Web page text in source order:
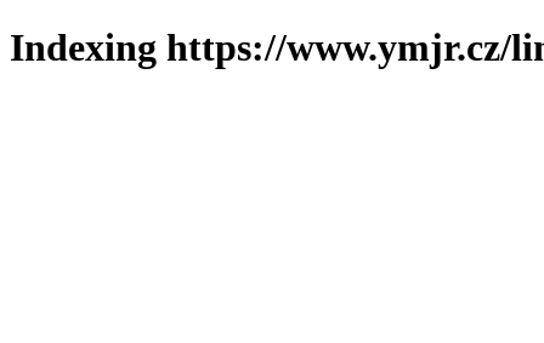
Indexing https://www.ymjr.cz/